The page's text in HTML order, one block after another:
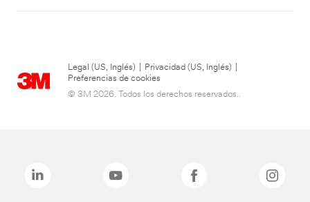
Legal (US, Inglés) Privacidad (US, Inglés)
Preferencias de cookies
© 3M 2026. Todos los derechos reservados..